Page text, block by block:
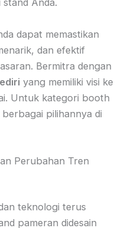
Anda.
dapat memastikan
dan efektif
Bermitra dengan
yang memiliki visi ke
Untuk kategori booth
pilihannya di
Perubahan Tren
teknologi terus
pameran didesain